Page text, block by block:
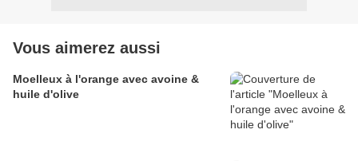
Vous aimerez aussi
Moelleux à l'orange avec avoine &
huile d'olive